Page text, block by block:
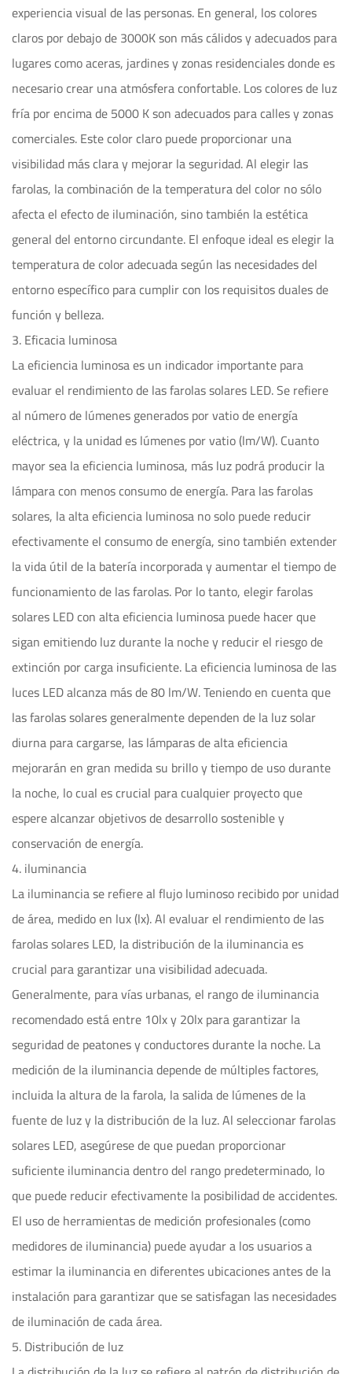
experiencia visual de las personas. En general, los colores
claros por debajo de 3000K son más cálidos y adecuados para
lugares como aceras, jardines y zonas residenciales donde es
necesario crear una atmósfera confortable. Los colores de luz
fría por encima de 5000 K son adecuados para calles y zonas
comerciales. Este color claro puede proporcionar una
visibilidad más clara y mejorar la seguridad. Al elegir las
farolas, la combinación de la temperatura del color no sólo
afecta el efecto de iluminación, sino también la estética
general del entorno circundante. El enfoque ideal es elegir la
temperatura de color adecuada según las necesidades del
entorno específico para cumplir con los requisitos duales de
función y belleza.
3. Eficacia luminosa
La eficiencia luminosa es un indicador importante para
evaluar el rendimiento de las farolas solares LED. Se refiere
al número de lúmenes generados por vatio de energía
eléctrica, y la unidad es lúmenes por vatio (lm/W). Cuanto
mayor sea la eficiencia luminosa, más luz podrá producir la
lámpara con menos consumo de energía. Para las farolas
solares, la alta eficiencia luminosa no solo puede reducir
efectivamente el consumo de energía, sino también extender
la vida útil de la batería incorporada y aumentar el tiempo de
funcionamiento de las farolas. Por lo tanto, elegir farolas
solares LED con alta eficiencia luminosa puede hacer que
sigan emitiendo luz durante la noche y reducir el riesgo de
extinción por carga insuficiente. La eficiencia luminosa de las
luces LED alcanza más de 80 lm/W. Teniendo en cuenta que
las farolas solares generalmente dependen de la luz solar
diurna para cargarse, las lámparas de alta eficiencia
mejorarán en gran medida su brillo y tiempo de uso durante
la noche, lo cual es crucial para cualquier proyecto que
espere alcanzar objetivos de desarrollo sostenible y
conservación de energía.
4. iluminancia
La iluminancia se refiere al flujo luminoso recibido por unidad
de área, medido en lux (lx). Al evaluar el rendimiento de las
farolas solares LED, la distribución de la iluminancia es
crucial para garantizar una visibilidad adecuada.
Generalmente, para vías urbanas, el rango de iluminancia
recomendado está entre 10lx y 20lx para garantizar la
seguridad de peatones y conductores durante la noche. La
medición de la iluminancia depende de múltiples factores,
incluida la altura de la farola, la salida de lúmenes de la
fuente de luz y la distribución de la luz. Al seleccionar farolas
solares LED, asegúrese de que puedan proporcionar
suficiente iluminancia dentro del rango predeterminado, lo
que puede reducir efectivamente la posibilidad de accidentes.
El uso de herramientas de medición profesionales (como
medidores de iluminancia) puede ayudar a los usuarios a
estimar la iluminancia en diferentes ubicaciones antes de la
instalación para garantizar que se satisfagan las necesidades
de iluminación de cada área.
5. Distribución de luz